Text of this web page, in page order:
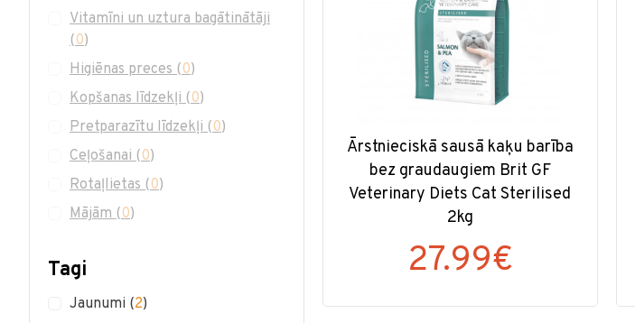
Vitamīni un uztura bagātinātāji
(0)
Higiēnas preces(0)
Kopšanas līdzekļi(0)
Pretparazītu līdzekļi(0)
Ceļošanai(0)
Rotaļlietas(0)
Mājām(0)
Tagi
Jaunumi (2)
Ārstnieciskā sausā kaķu barība
bez graudaugiem Brit GF
Veterinary Diets Cat Sterilised
2kg
27.99€